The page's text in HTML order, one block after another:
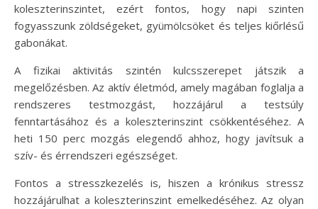
koleszterinszintet, ezért fontos, hogy napi szinten
fogyasszunk zöldségeket, gyümölcsöket és teljes kiőrlésű
gabonákat.
A fizikai aktivitás szintén kulcsszerepet játszik a
megelőzésben. Az aktív életmód, amely magában foglalja a
rendszeres testmozgást, hozzájárul a testsúly
fenntartásához és a koleszterinszint csökkentéséhez. A
heti 150 perc mozgás elegendő ahhoz, hogy javítsuk a
szív- és érrendszeri egészséget.
Fontos a stresszkezelés is, hiszen a krónikus stressz
hozzájárulhat a koleszterinszint emelkedéséhez. Az olyan